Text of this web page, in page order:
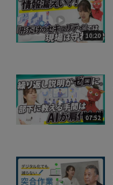
10:20
07:52